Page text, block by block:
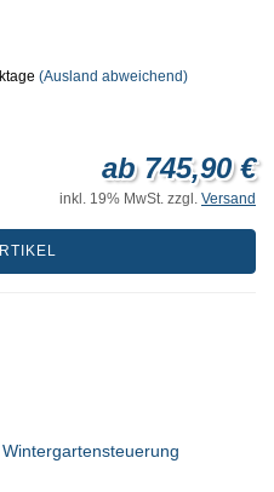
(Ausland abweichend)
ab 745,90 €
inkl. 19% MwSt. zzgl. Versand